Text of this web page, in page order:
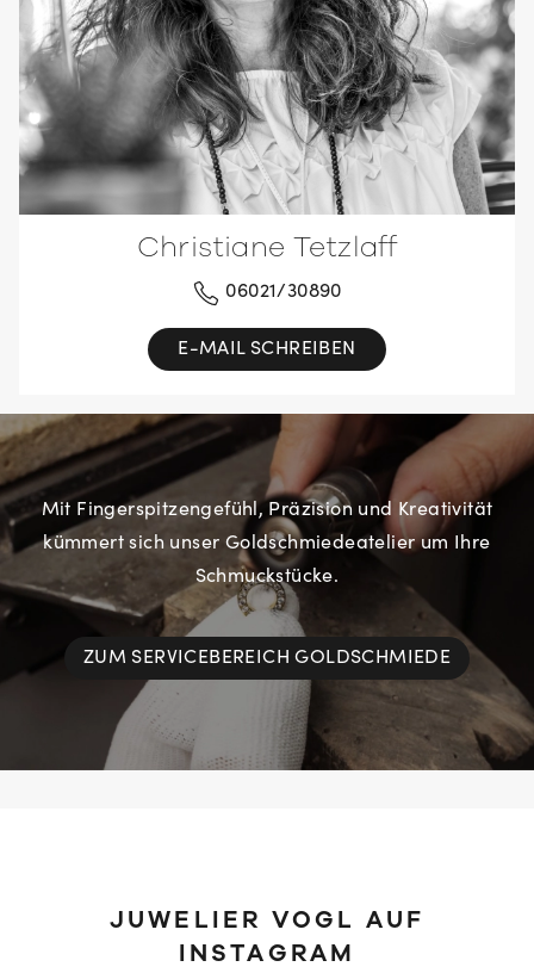
Christiane Tetzlaff
06021/30890
E-MAIL SCHREIBEN
Mit Fingerspitzengefühl, Präzision und Kreativität
kümmert sich unser Goldschmiedeatelier um Ihre
Schmuckstücke.
ZUM SERVICEBEREICH GOLDSCHMIEDE
JUWELIER VOGL AUF
INSTAGRAM